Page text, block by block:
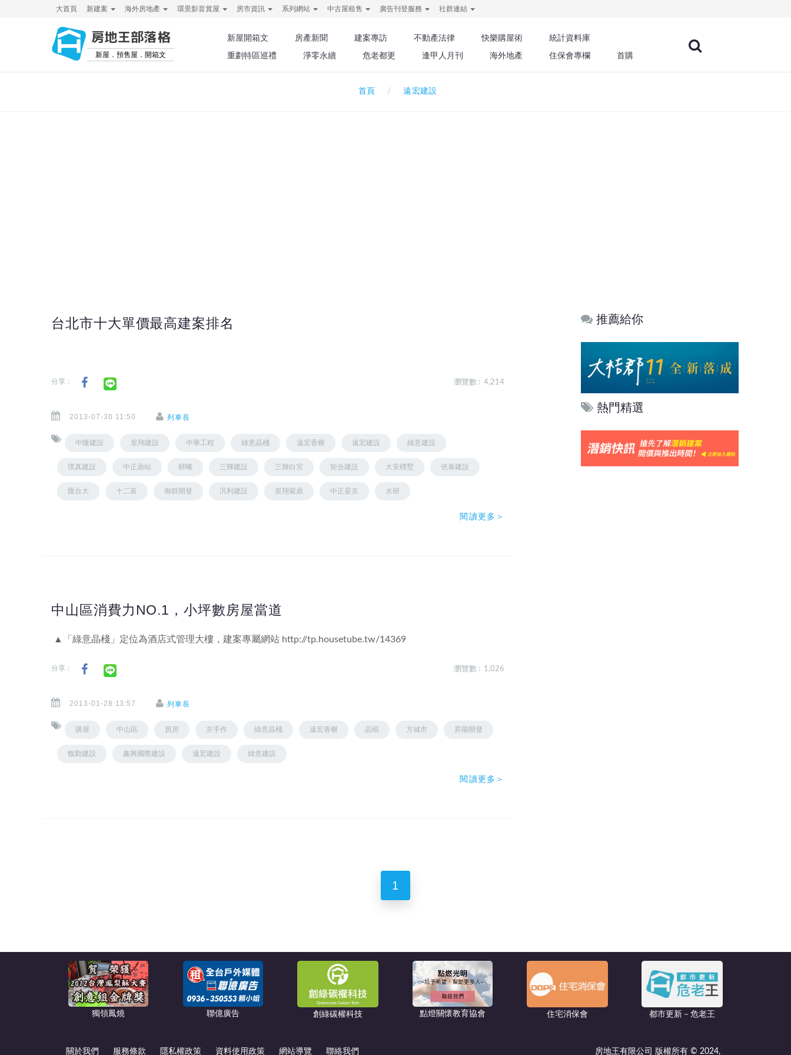
大首頁 新建案 海外房地產 環景影音賞屋 房市資訊 系列網站 中古屋租售 廣告刊登服務 社群連結
房地王部落格
新屋．預售屋．開箱文
新屋開箱文 房產新聞 建案專訪 不動產法律 快樂購屋術
統計資料庫
重劃特區巡禮
淨零永續 危老都更 逢甲人月刊 海外地產 住保會專欄 首購
首頁 遠宏建設
台北市十大單價最高建案排名
分享： 瀏覽數 : 4,214
2013-07-30 11:50 列車長
中隆建設 皇翔建設 中華工程 綠意晶棧 遠宏香榭 遠宏建設 綠意建設
璞真建設 中正鼎站 耕曦 三輝建設 三輝白宮 矩合建設 大安樸墅 俋泰建設
匯台大 十二富 御群開發 汎利建設 皇翔紫鼎 中正晏京 水研
閱讀更多＞
中山區消費力NO.1，小坪數房屋當道
▲「綠意晶棧」定位為酒店式管理大樓，建案專屬網站 http://tp.housetube.tw/14369
分享： 瀏覽數 : 1,026
2013-01-28 13:57 列車長
購屋 中山區 買房 京手作 綠意晶棧 遠宏香榭 晶硯 方城市 昇陽開發
馥勤建設 鑫興國際建設 遠宏建設 綠意建設
閱讀更多＞
推薦給你
熱門精選
1
獨領鳳燒 聯億廣告 創綠碳權科技 點燈關懷教育協會 住宅消保會 都市更新－危老王
關於我們 服務條款 隱私權政策 資料使用政策 網站導覽 聯絡我們 房地王有限公司 版權所有 © 2024,